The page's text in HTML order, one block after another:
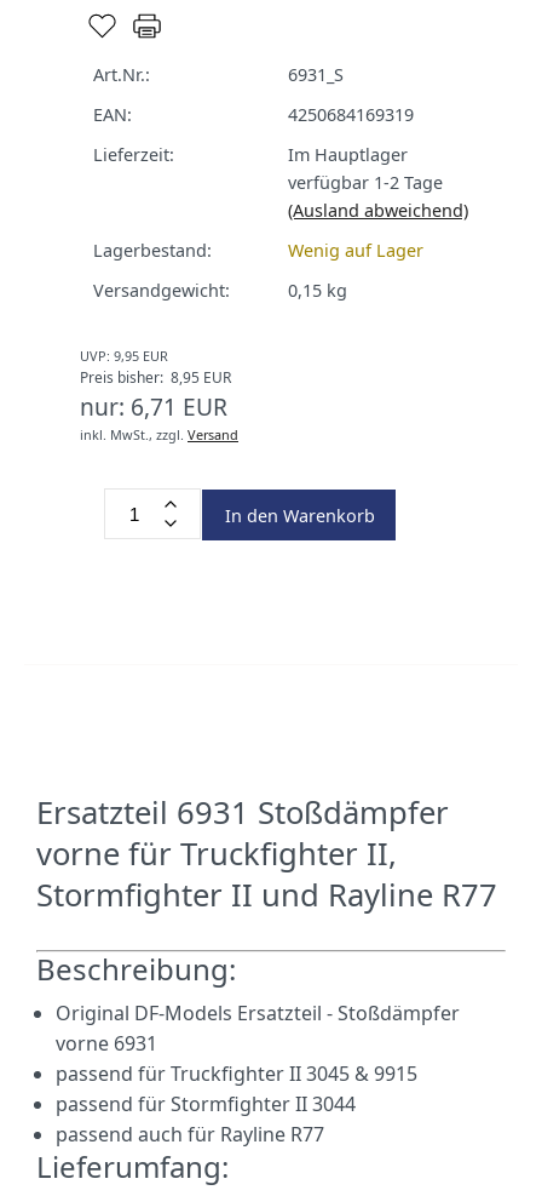
Art.Nr.:
6931_S
EAN:
4250684169319
Lieferzeit:
Im Hauptlager
verfügbar 1-2 Tage
(Ausland abweichend)
Lagerbestand:
Wenig auf Lager
Versandgewicht:
0,15 kg
UVP: 9,95 EUR
Preis bisher: 8,95 EUR
nur: 6,71 EUR
inkl. MwSt., zzgl. Versand
In den Warenkorb
Ersatzteil 6931 Stoßdämpfer
vorne für Truckfighter II,
Stormfighter II und Rayline R77
Beschreibung:
Original DF-Models Ersatzteil - Stoßdämpfer
vorne 6931
passend für Truckfighter II 3045 & 9915
passend für Stormfighter II 3044
passend auch für Rayline R77
Lieferumfang: